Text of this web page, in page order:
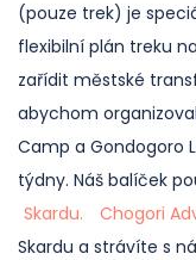
(pouze trek) je
flexibilní plán treku
zařídit městské
abychom
Camp a Gondogoro
týdny. Náš balíček
Skardu.
Chogori
Skardu a strávíte s